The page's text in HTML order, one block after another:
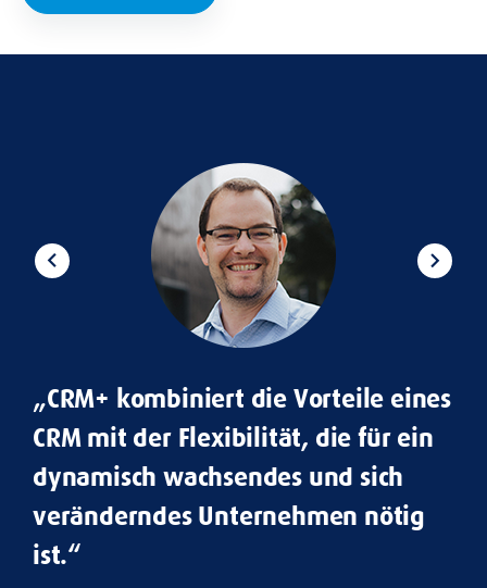
keyboard_arrow_left
„CRM+ kombiniert die Vorteile eines
CRM mit der Flexibilität, die für ein
dynamisch wachsendes und sich
veränderndes Unternehmen nötig
ist.“
keyboard_arrow_right